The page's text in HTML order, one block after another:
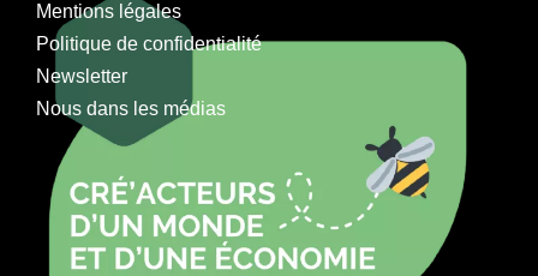
Mentions légales
Politique de confidentialité
Newsletter
Nous dans les médias